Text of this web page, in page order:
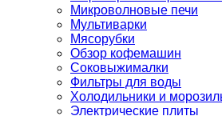
Микроволновые печи
Мультиварки
Мясорубки
Обзор кофемашин
Соковыжималки
Фильтры для воды
Холодильники и
Электрические плиты